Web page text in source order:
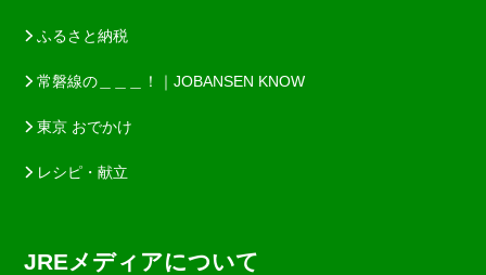
ふるさと納税
常磐線の＿＿＿！｜JOBANSEN KNOW
東京 おでかけ
レシピ・献立
JREメディアについて